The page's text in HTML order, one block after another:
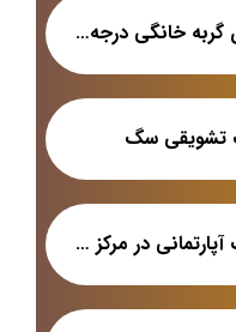
شرکت فروش غذای گربه خانگی درجه یک
تشویقی سگ
خرید ارزان غذا سگ آپارتمانی در مرکز پخش اصلی